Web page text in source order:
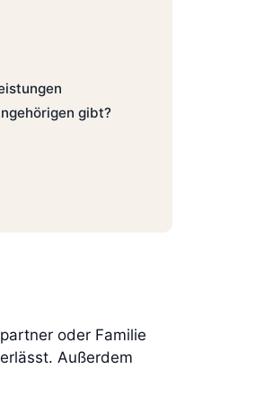
gibt?
oder Familie
Außerdem